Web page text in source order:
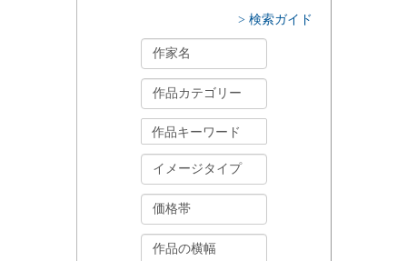
> 検索ガイド